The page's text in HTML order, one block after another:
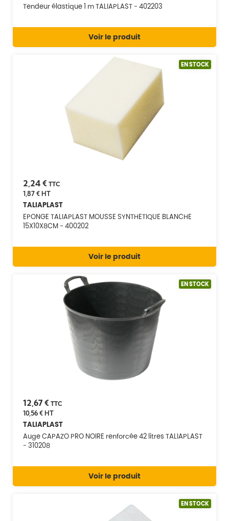
Tendeur élastique 1 m TALIAPLAST - 402203
Voir le produit
EN STOCK
2,24 € TTC
1,87 €HT
TALIAPLAST
EPONGE TALIAPLAST MOUSSE SYNTHETIQUE BLANCHE
15X10X8CM - 400202
Voir le produit
EN STOCK
12,67 € TTC
10,56 €HT
TALIAPLAST
Auge CAPAZO PRO NOIRE renforcée 42 litres TALIAPLAST
- 310208
Voir le produit
EN STOCK